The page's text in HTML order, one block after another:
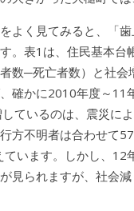
よく見てみると、「
。表1は、住民基本
数─死亡者数）と社
確かに2010年度～11
ているのは、震災に
方不明者は合わせて
います。しかし、12
見られますが、社会